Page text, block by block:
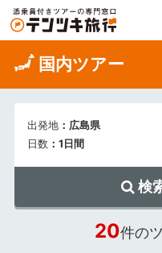
国内ツアー
出発地 ：広島県
日数 ：1日間
検
20件の